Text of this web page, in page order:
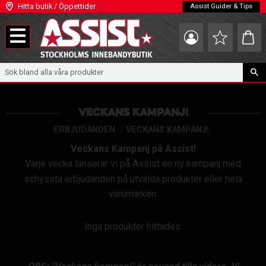
Meny
Hitta butik / Öppettider Assist Guider & Tips
Favoriter
VECKANS KAMPANJ!
ERBJUDANDEN VECKANS KAMPANJ!
Veckans Kampanj på Assist!
Varje vecka lanserar vi på Assist en ny kampanj med
schyssta erbjudanden på utvalda produkter eller hela
varumärken.
Inga produkter hittades.